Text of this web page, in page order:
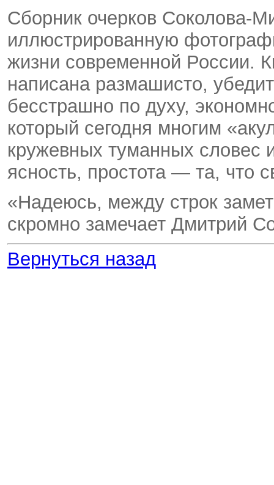
Сборник очерков Соколова-
иллюстрированную
жизни современной России.
написана размашисто,
бесстрашно по духу,
который сегодня многим
кружевных туманных словес
ясность, простота — та, что
«Надеюсь, между строк
скромно замечает Дмитрий
Вернуться назад